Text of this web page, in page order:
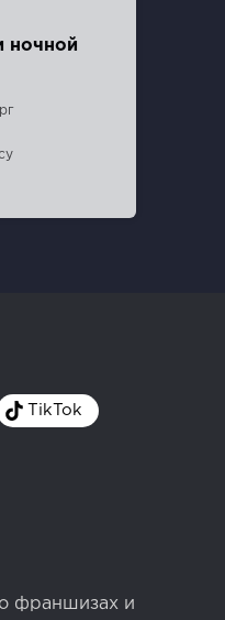
ночной
TikTok
франшизах и